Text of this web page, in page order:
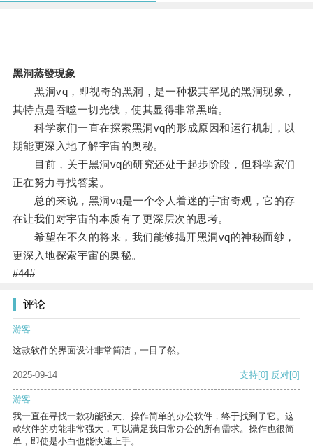
黑洞蒸發現象
黑洞vq，即视奇的黑洞，是一种极其罕见的黑洞现象，
其特点是吞噬一切光线，使其显得非常黑暗。
科学家们一直在探索黑洞vq的形成原因和运行机制，以
期能更深入地了解宇宙的奥秘。
目前，关于黑洞vq的研究还处于起步阶段，但科学家们
正在努力寻找答案。
总的来说，黑洞vq是一个令人着迷的宇宙奇观，它的存
在让我们对宇宙的本质有了更深层次的思考。
希望在不久的将来，我们能够揭开黑洞vq的神秘面纱，
更深入地探索宇宙的奥秘。
#44#
评论
游客
这款软件的界面设计非常简洁，一目了然。
2025-09-14 支持[0] 反对[0]
游客
我一直在寻找一款功能强大、操作简单的办公软件，终于找到了它。这
款软件的功能非常强大，可以满足我日常办公的所有需求。操作也很简
单，即使是小白也能快速上手。